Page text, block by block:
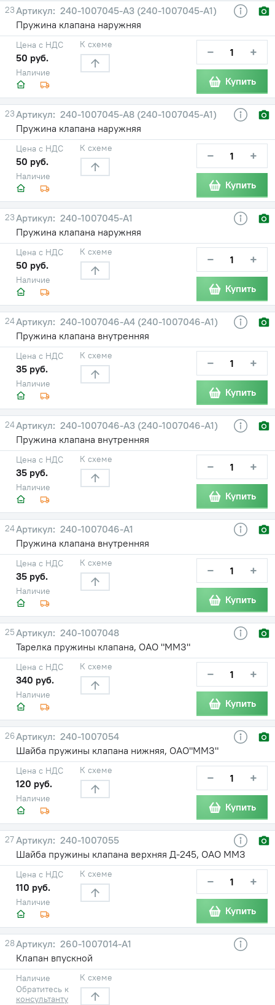
23
240-1007045-А3 (240-1007045-А1)
Пружина клапана наружняя
Наличие
Цена с НДС
50 руб.
К схеме − +
Купить
23
240-1007045-А8 (240-1007045-А1)
Пружина клапана наружняя
Наличие
Цена с НДС
50 руб.
К схеме − +
Купить
23
240-1007045-А1
Пружина клапана наружняя
Наличие
Цена с НДС
50 руб.
К схеме − +
Купить
24
240-1007046-А4 (240-1007046-А1)
Пружина клапана внутренняя
Наличие
Цена с НДС
35 руб.
К схеме − +
Купить
24
240-1007046-А3 (240-1007046-А1)
Пружина клапана внутренняя
Наличие
Цена с НДС
35 руб.
К схеме − +
Купить
24
240-1007046-А1
Пружина клапана внутренняя
Наличие
Цена с НДС
35 руб.
К схеме − +
Купить
25
240-1007048
Тарелка пружины клапана, ОАО "ММЗ"
Наличие
Цена с НДС
340 руб.
К схеме − +
Купить
26
240-1007054
Шайба пружины клапана нижняя, ОАО"ММЗ"
Наличие
Цена с НДС
120 руб.
К схеме − +
Купить
27
240-1007055
Шайба пружины клапана верхняя Д-245, ОАО ММЗ
Наличие
Цена с НДС
110 руб.
К схеме − +
Купить
28
260-1007014-А1
Клапан впускной
Наличие
Обратитесь к
консультанту
К схеме